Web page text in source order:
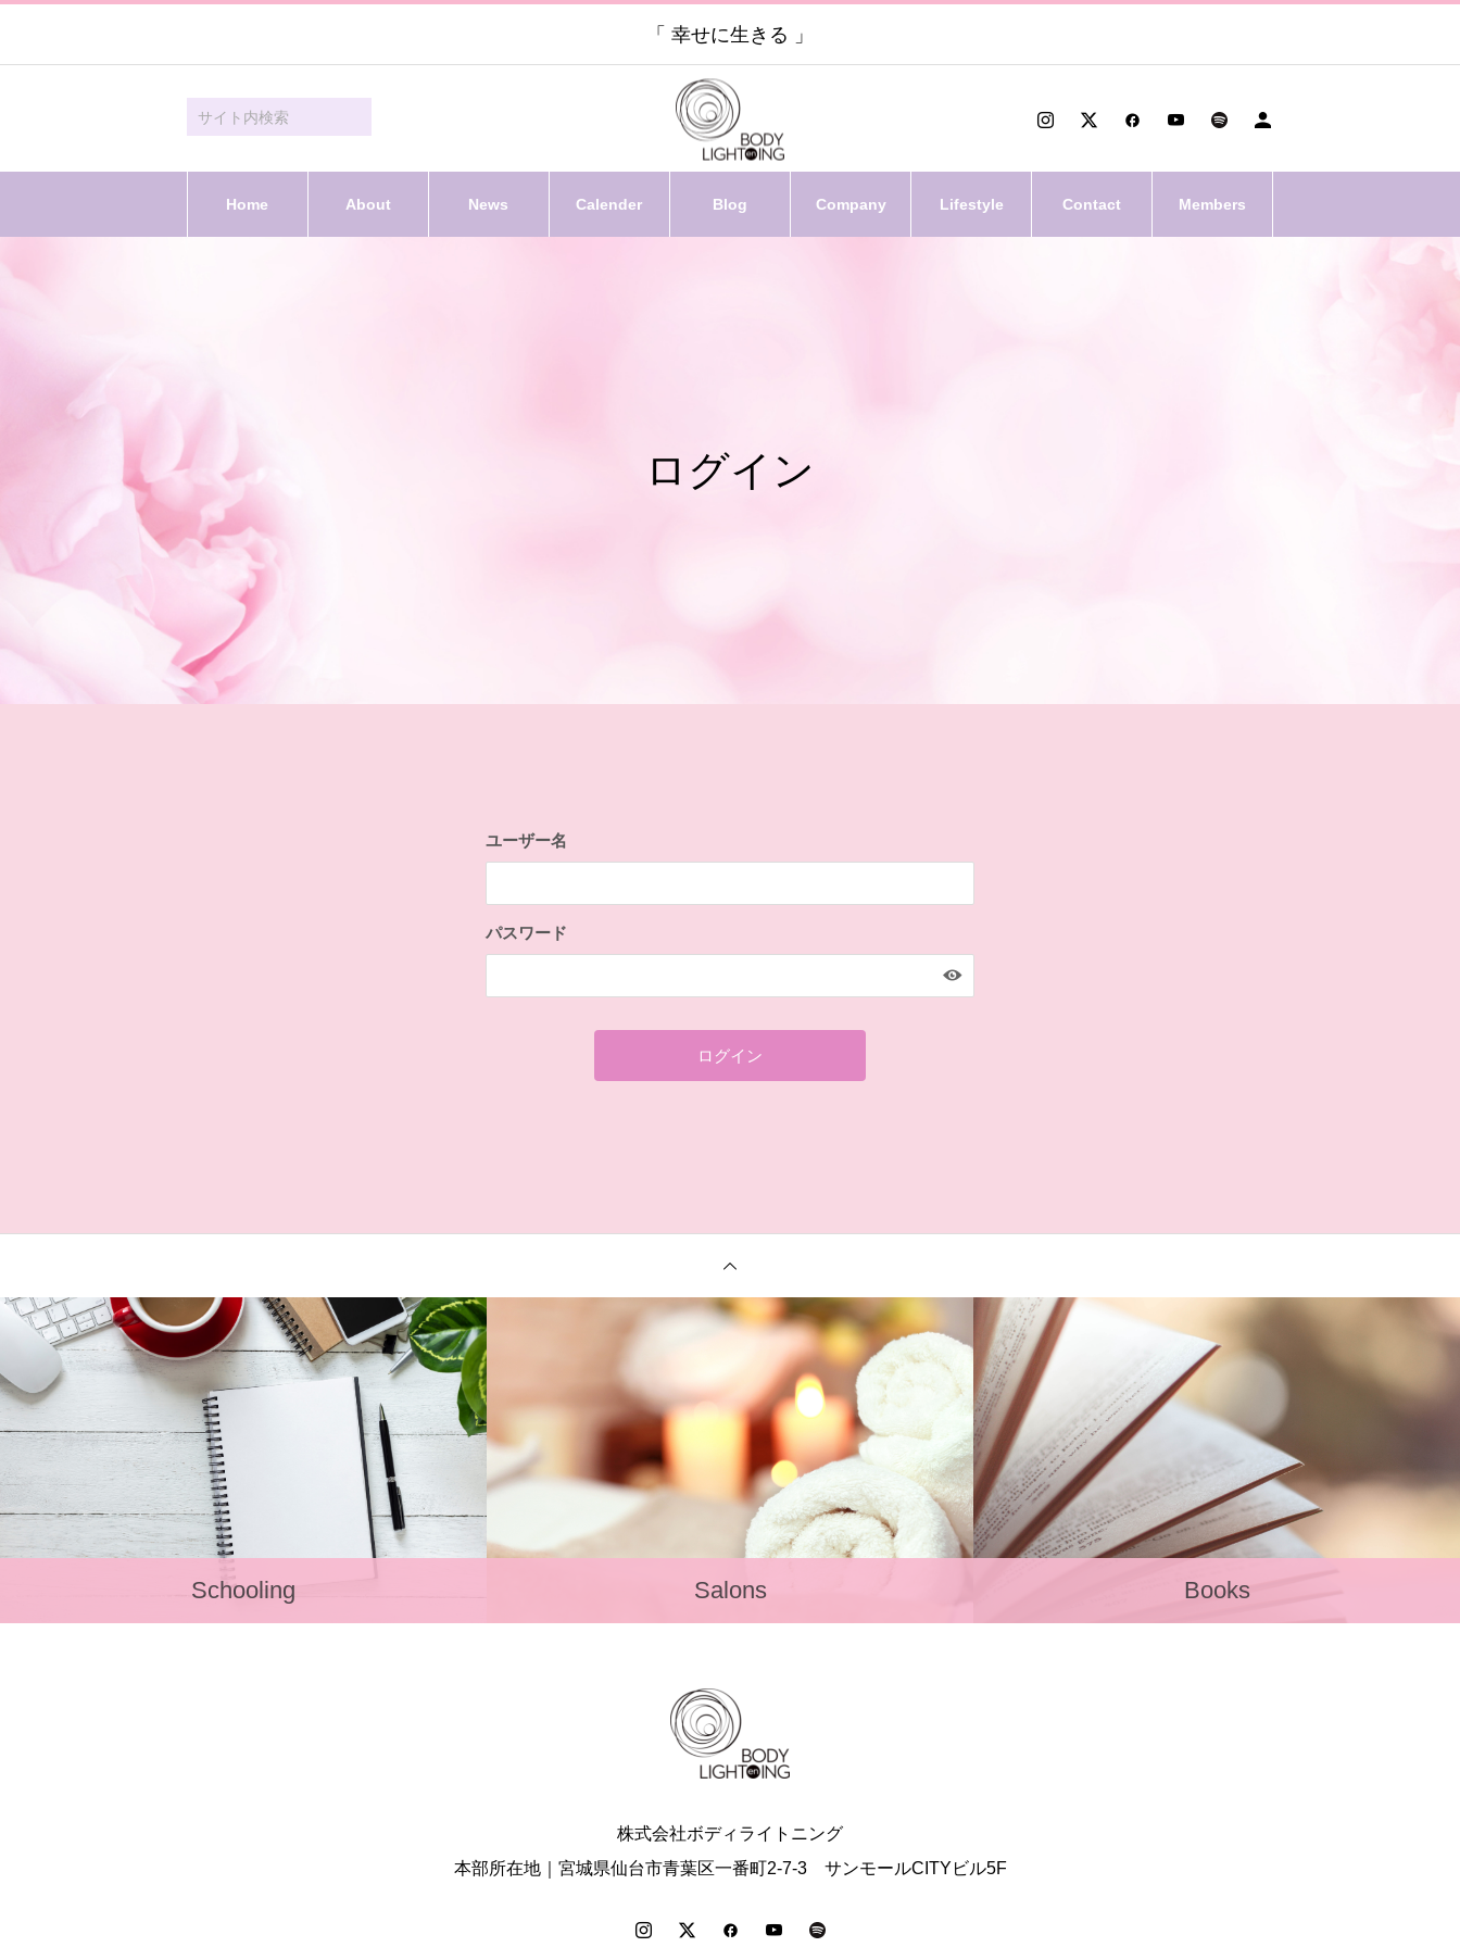
「 幸せに生きる 」
Home About News Calender Blog Company Lifestyle Contact Members
ログイン
ユーザー名
パスワード
Schooling Salons Books
株式会社ボディライトニング
本部所在地｜宮城県仙台市青葉区一番町2-7-3 サンモールCITYビル5F